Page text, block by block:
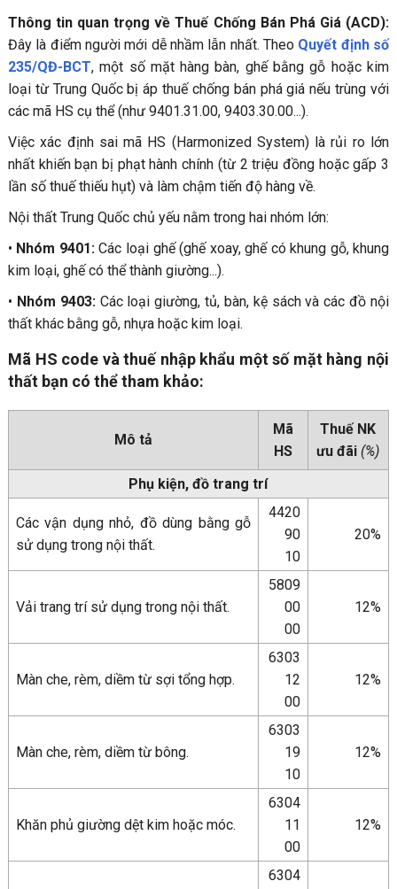
Thông tin quan trọng về Thuế Chống Bán Phá Giá (ACD):
Đây là điểm người mới dễ nhầm lẫn nhất. Theo Quyết định số
235/QĐ-BCT, một số mặt hàng bàn, ghế bằng gỗ hoặc kim
loại từ Trung Quốc bị áp thuế chống bán phá giá nếu trùng với
các mã HS cụ thể (như 9401.31.00, 9403.30.00...).
Việc xác định sai mã HS (Harmonized System) là rủi ro lớn
nhất khiến bạn bị phạt hành chính (từ 2 triệu đồng hoặc gấp 3
lần số thuế thiếu hụt) và làm chậm tiến độ hàng về.
Nội thất Trung Quốc chủ yếu nằm trong hai nhóm lớn:
• Nhóm 9401:Các loại ghế (ghế xoay, ghế có khung gỗ, khung
kim loại, ghế có thể thành giường...).
• Nhóm 9403:Các loại giường, tủ, bàn, kệ sách và các đồ nội
thất khác bằng gỗ, nhựa hoặc kim loại.
Mã HS code và thuế nhập khẩu một số mặt hàng nội
thất bạn có thể tham khảo:
Mô tả
Mã
HS
Thuế NK
ưu đãi (%)
Phụ kiện, đồ trang trí
Các vận dụng nhỏ, đồ dùng bằng gỗ
sử dụng trong nội thất.
4420
90
10
20%
Vải trang trí sử dụng trong nội thất.
5809
00
00
12%
Màn che, rèm, diềm từ sợi tổng hợp.
6303
12
00
12%
Màn che, rèm, diềm từ bông.
6303
19
10
12%
Khăn phủ giường dệt kim hoặc móc.
6304
11
00
12%
6304